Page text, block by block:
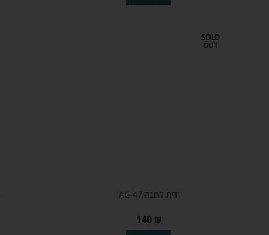
SOLD
OUT
ידית לרובה AG-47
140 ₪